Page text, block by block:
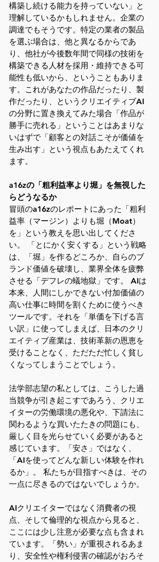
構築し続ける能力を持っていない」と
理解しているかもしれません。企業の
調達でもそうです。特定の業者の製品
を選ぶ場合は、他と異なるからであ
り、他社が今後数年間で同様の技術を
構築できる人材を採用・維持できる可
能性も低いから、ということもありま
す。これがあなたの作品だったり、製
作だったり、というクリエイティブAI
の分野に置き換えてみた場合「作品が
勝手に売れる」ということはあまりな
いはずで「顧客との対話こそが価値を
生み出す」という視点もあたえてくれ
ます。
a16zの「粗利益率より堀」を無視した
らどうなるか
冒頭のa16zのレポートにあった「粗利
益率（マージン）よりも堀（Moat）
を」という教えを思い出してくださ
い。 「とにかく安くする」という戦略
は、「堀」を作るどころか、自らのブ
ランド価値を破壊し、業界全体を疲弊
させる「デフレの蟻地獄」です。 AIは
本来、人間にしかできない付加価値の
高い仕事に時間を割くために使うべき
ツールです。それを「単価を下げる言
い訳」に使ってしまえば、日本のクリ
エイティブ産業は、技術革新の恩恵を
受けることなく、ただただ忙しく貧し
くなってしまうことでしょう。
法学部志望の私としては、こうした過
当競争が引き起こすであろう、クリエ
イターの労働環境の悪化や、下請法に
関わるような買いたたきの問題にも、
厳しく目を光らせていく必要があると
感じています。「安さ」ではなく、
「AIを使ってどんな新しい体験を作れ
るか」。 私たちが目指すべきは、その
一点に尽きるのではないでしょうか。
AIクリエイターではなく消費者の視
点、そして倫理的な視点から見ると、
ここには少し注意が必要な点も含まれ
ています。「勢い」が重視されるあま
り、安全性や権利侵害の確認がおろそ